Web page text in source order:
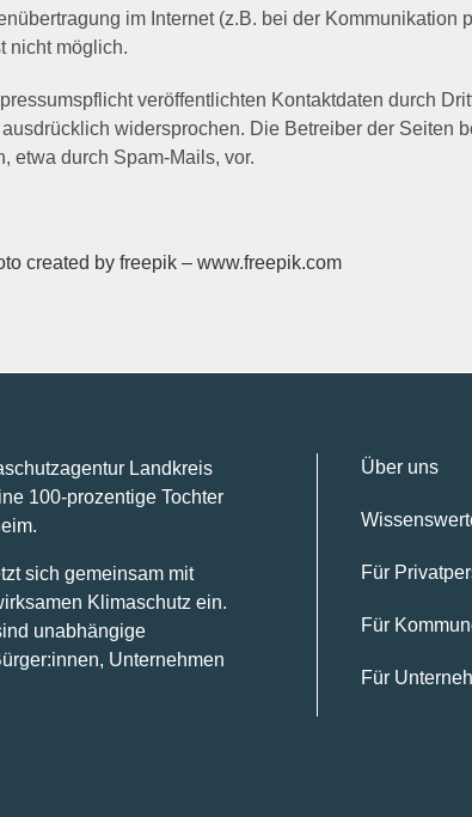
im Internet (z.B. bei der
nicht möglich.
veröffentlichten Kontaktdaten durch
widersprochen. Die Betreiber der
etwa durch Spam-Mails, vor.
created by freepik – www.freepik.com
Landkreis
100-prozentige Tochter
sich gemeinsam mit
Klimaschutz ein.
unabhängige
Unternehmen
Über uns
Für
Für
Für